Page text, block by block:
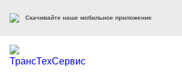
Скачивайте наше мобильное приложение